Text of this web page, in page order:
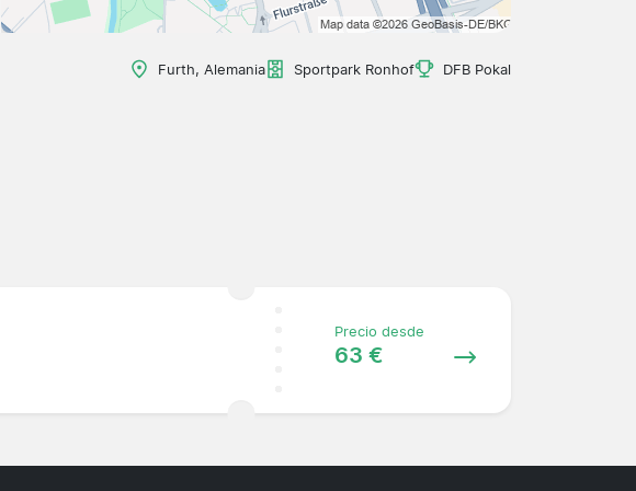
Furth, Alemania Sportpark Ronhof DFB Pokal
Precio desde
63 €